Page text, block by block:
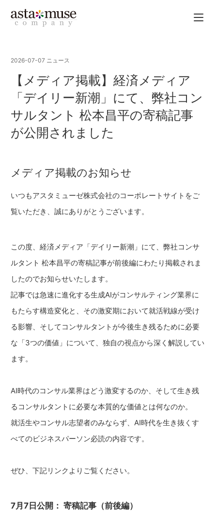
2026-07-07 ニュース
【メディア掲載】経済メディア
「デイリー新潮」にて、弊社コン
サルタント 松本昌平の寄稿記事
が公開されました
メディア掲載のお知らせ
いつもアスタミューゼ株式会社のコーポレートサイトをご
覧いただき、誠にありがとうございます。
この度、経済メディア「デイリー新潮」にて、弊社コンサ
ルタント 松本昌平の寄稿記事が前後編にわたり掲載されま
したのでお知らせいたします。
記事では急速に進化する生成AIがコンサルティング業界に
もたらす構造変化と、その激変期において就活戦線が受け
る影響、そしてコンサルタントが今後生き残るために必要
な「3つの価値」について、独自の視点から深く解説してい
ます。
AI時代のコンサル業界はどう激変するのか、そして生き残
るコンサルタントに必要な本質的な価値とは何なのか。
就活生やコンサル志望者のみならず、AI時代を生き抜くす
べてのビジネスパーソン必読の内容です。
ぜひ、下記リンクよりご覧ください。
7月7日公開： 寄稿記事（前後編）